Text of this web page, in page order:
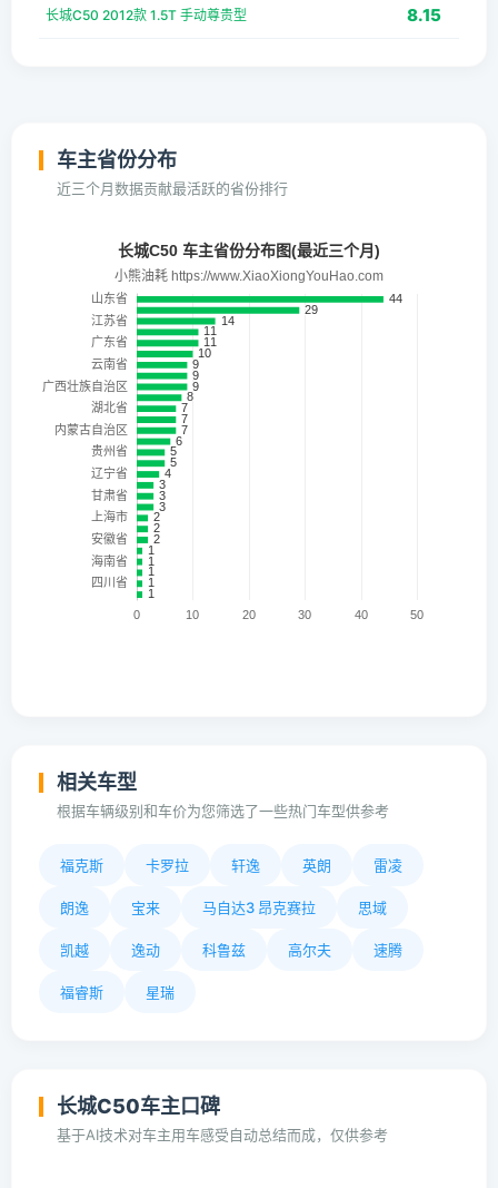
长城C50 2012款 1.5T 手动尊贵型 8.15
车主省份分布
近三个月数据贡献最活跃的省份排行
相关车型
根据车辆级别和车价为您筛选了一些热门车型供参考
福克斯 卡罗拉 轩逸 英朗 雷凌
朗逸 宝来 马自达3 昂克赛拉 思域
凯越 逸动 科鲁兹 高尔夫 速腾
福睿斯 星瑞
长城C50车主口碑
基于AI技术对车主用车感受自动总结而成，仅供参考